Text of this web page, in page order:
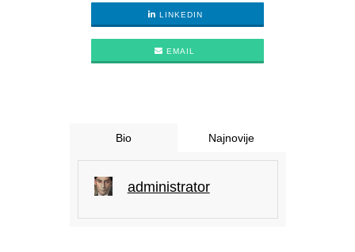
LINKEDIN
EMAIL
Bio Najnovije
administrator